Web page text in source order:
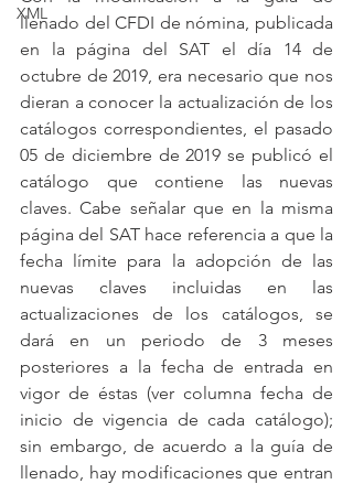
XML
llenado del CFDI de nómina, publicada
en la página del SAT el día 14 de
octubre de 2019, era necesario que nos
dieran a conocer la actualización de los
catálogos correspondientes, el pasado
05 de diciembre de 2019 se publicó el
catálogo que contiene las nuevas
claves. Cabe señalar que en la misma
página del SAT hace referencia a que la
fecha límite para la adopción de las
nuevas claves incluidas en las
actualizaciones de los catálogos, se
dará en un periodo de 3 meses
posteriores a la fecha de entrada en
vigor de éstas (ver columna fecha de
inicio de vigencia de cada catálogo);
sin embargo, de acuerdo a la guía de
llenado, hay modificaciones que entran